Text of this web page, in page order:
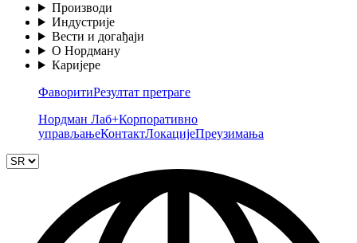
Производи
Индустрије
Вести и догађаји
О Нордману
Каријере
ФаворитиРезултат претраге
Нордман Лаб+Корпоративно
управљањеКонтактЛокацијеПреузимања